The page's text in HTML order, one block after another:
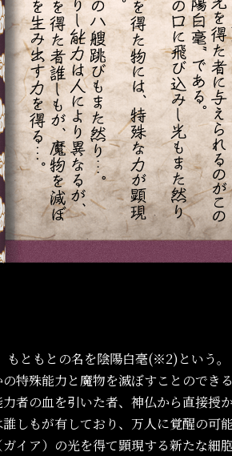
ともとの名を陰陽白毫(※2)という
特殊能力と魔物を滅ぼすことので
者の血を引いた者、神仏から直接授
しもが有しており、万人に覚醒の可
イア）の光を得て顕現する新たな細